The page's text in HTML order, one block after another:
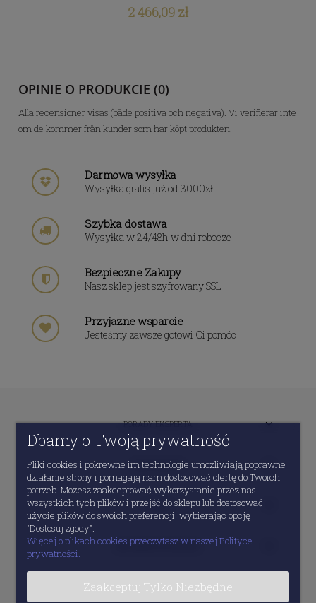
2 466,09 zł
OPINIE O PRODUKCIE (0)
Alla recensioner visas (både positiva och negativa). Vi verifierar inte
om de kommer från kunder som har köpt produkten.
Darmowa wysyłka
Wysyłka gratis już od 3000zł
Szybka dostawa
Wysyłka w 24/48h w dni robocze
Bezpieczne Zakupy
Nasz sklep jest szyfrowany SSL
Przyjazne wsparcie
Jesteśmy zawsze gotowi Ci pomóc
PORADY EKSPERTA
MOJE KONTO
POMOC
INFORMACJE PRAWNE
O FIRMIE
Dbamy o Twoją prywatność
Pliki cookies i pokrewne im technologie umożliwiają poprawne
działanie strony i pomagają nam dostosować ofertę do Twoich
potrzeb. Możesz zaakceptować wykorzystanie przez nas
wszystkich tych plików i przejść do sklepu lub dostosować
użycie plików do swoich preferencji, wybierając opcję
"Dostosuj zgody".
Więcej o plikach cookies przeczytasz w naszej Polityce
prywatności.
Zaakceptuj Tylko Niezbędne